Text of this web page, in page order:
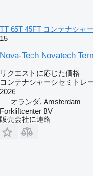
TT 65T 45FT コンテナシャ
15
Nova-Tech Novatech
リクエストに応じた価格
コンテナシャーシセミトレ
2026
オランダ, Amsterdam
Forkliftcenter BV
販売会社に連絡